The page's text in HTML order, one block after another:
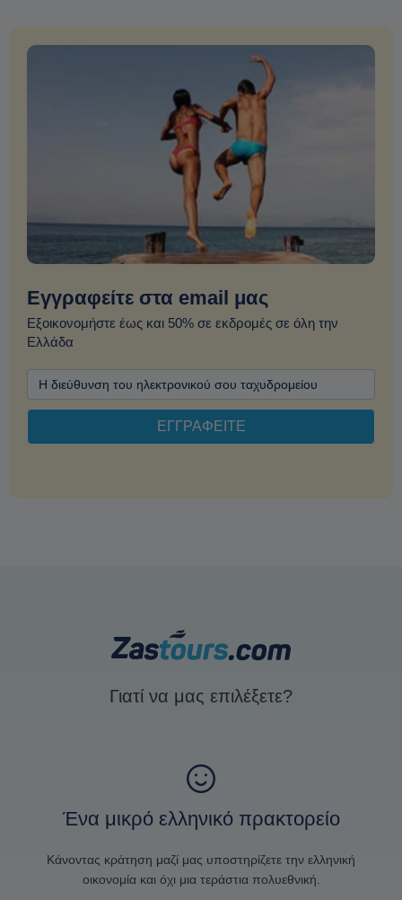
Εγγραφείτε στα email μας
Εξοικονομήστε έως και 50% σε εκδρομές σε όλη την
Ελλάδα
Γιατί να μας επιλέξετε?
Ένα μικρό ελληνικό πρακτορείο
Κάνοντας κράτηση μαζί μας υποστηρίζετε την ελληνική
οικονομία και όχι μια τεράστια πολυεθνική.